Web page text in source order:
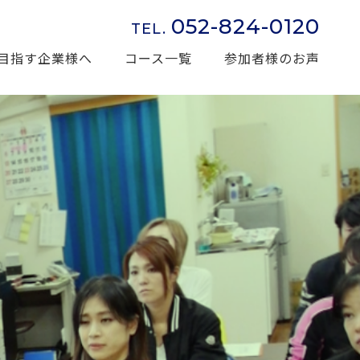
TEL. 052-824-0120
指す企業様へ コース一覧 参加者様のお声